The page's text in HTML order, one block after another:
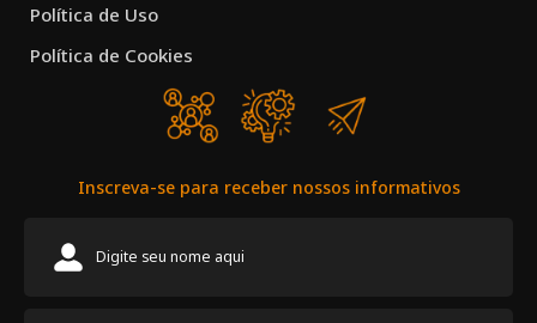
Política de Uso
Política de Cookies
Inscreva-se para receber nossos informativos